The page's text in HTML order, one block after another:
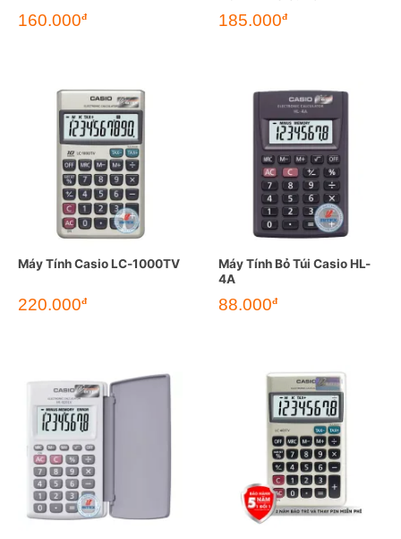
160.000đ 185.000đ
Máy Tính Casio LC-1000TV
220.000đ
Máy Tính Bỏ Túi Casio HL-
4A
88.000đ